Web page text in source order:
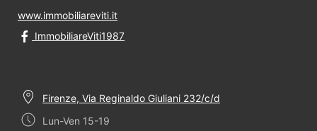
www.immobiliareviti.it
ImmobiliareViti1987
Firenze, Via Reginaldo Giuliani 232/c/d
Lun-Ven 15-19